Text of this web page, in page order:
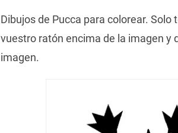
Dibujos de Pucca para colorear.
vuestro ratón encima de la imagen y
imagen.